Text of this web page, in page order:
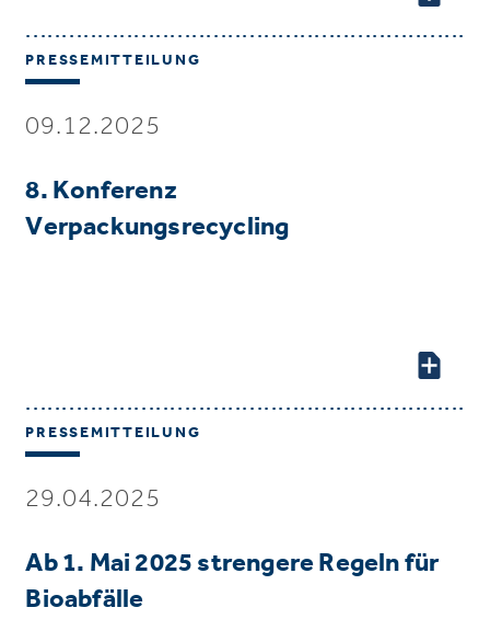
PRESSEMITTEILUNG
09.12.2025
8. Konferenz
Verpackungsrecycling
PRESSEMITTEILUNG
29.04.2025
Ab 1. Mai 2025 strengere Regeln für
Bioabfälle